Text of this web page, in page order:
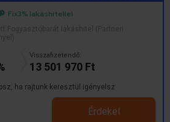
Fix3% lakáshitellel
Visszafizetendő:
13 501 970 Ft
ha rajtunk keresztül igényelsz
Érdekel